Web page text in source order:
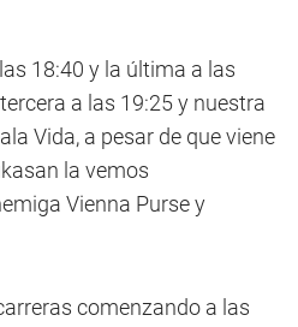
18:40 y la última a las
a las 19:25 y nuestra
Vida, a pesar de que viene
la vemos
Vienna Purse y
comenzando a las